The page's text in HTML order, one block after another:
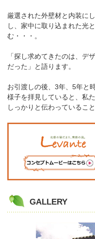
厳選された外壁材と内装に
し、家中に取り込まれた光
む・・・。
「探し求めてきたのは、デ
だった」と語ります。
お引渡しの後、3年、5年と
様子を拝見していると、私
しっかりと伝わっているこ
GALLERY